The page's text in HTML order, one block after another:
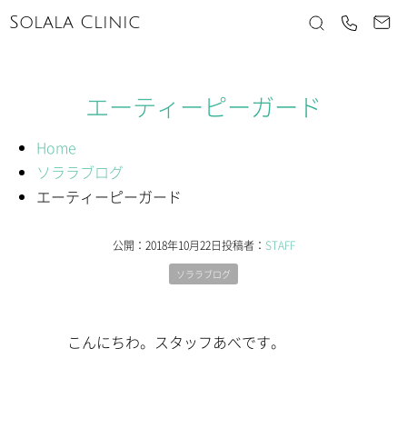
Solala Clinic
Home
ソララブログ
エーティーピーガード
エーティーピーガード
公開： 2018年10月22日投稿者： STAFF
ソララブログ
こんにちわ。スタッフあべです。